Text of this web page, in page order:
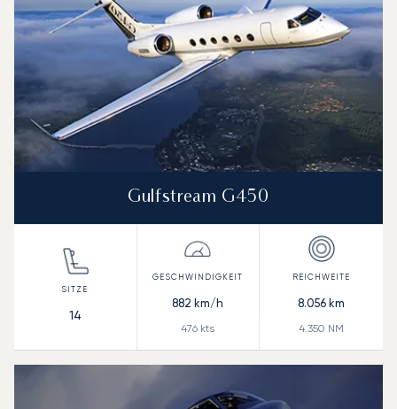
Gulfstream G450
14
882 km/h
476 kts
8.056 km
4.350 NM